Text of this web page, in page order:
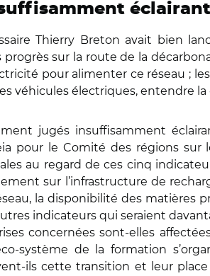
Thierry Breton avait bien
sur la route de la
pour alimenter ce réseau ;
véhicules électriques, entendre
jugés insuffisamment
pour le Comité des régions sur
au regard de ces cinq
sur l’infrastructure de
la disponibilité des matières
indicateurs qui seraient
concernées sont-elles
système de la formation
ils cette transition et leur